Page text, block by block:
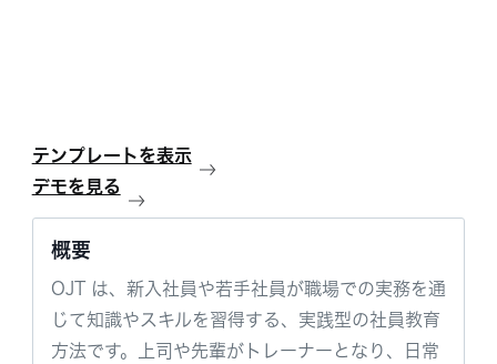
テンプレートを表示
デモを見る
概要
OJT は、新入社員や若手社員が職場での実務を通
じて知識やスキルを習得する、実践型の社員教育
方法です。上司や先輩がトレーナーとなり、日常